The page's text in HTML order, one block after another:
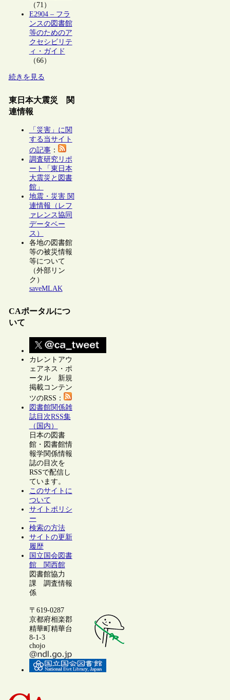
（71）
E2904 – フラ
ンスの図書館
等のためのア
クセシビリテ
ィ・ガイド
（66）
続きを見る
東日本大震災 関
連情報
「災害」に関
する当サイト
の記事：
調査研究リポ
ート「東日本
大震災と図書
館」
地震・災害 関
連情報（レフ
ァレンス協同
データベー
ス）
各地の図書館
等の被災情報
等について
（外部リン
ク）
saveMLAK
CAポータルにつ
いて
カレントアウ
ェアネス・ポ
ータル 新規
掲載コンテン
ツのRSS：
図書館関係雑
誌目次RSS集
（国内）
日本の図書
館・図書館情
報学関係情報
誌の目次を
RSSで配信し
ています。
このサイトに
ついて
サイトポリシ
ー
検索の方法
サイトの更新
履歴
国立国会図書
館 関西館
図書館協力
課 調査情報
係
〒619-0287
京都府相楽郡
精華町精華台
8-1-3
chojo